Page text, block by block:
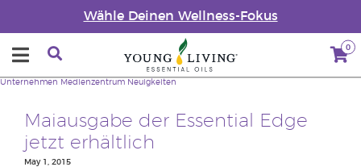
Wähle Deinen Wellness-Fokus
0
Unternehmen Medienzentrum Neuigkeiten
Maiausgabe der Essential Edge
jetzt erhältlich
May 1, 2015